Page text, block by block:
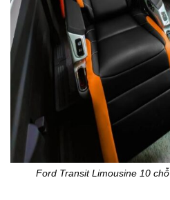
Ford Transit Limousine 10